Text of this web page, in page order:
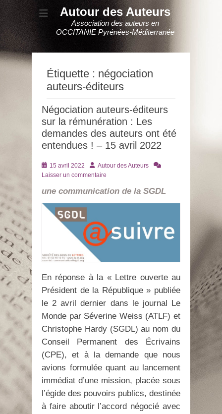
Autour des Auteurs
Association des auteurs en
OCCITANIE Pyrénées-Méditerranée
Étiquette : négociation
auteurs-éditeurs
Négociation auteurs-éditeurs
sur la rémunération : Les
demandes des auteurs ont été
entendues ! – 15 avril 2022
Posté
le
15 avril 2022 AuteurAutour des Auteurs
Laisser un commentaire
une communication de la SGDL
En réponse à la « Lettre ouverte au
Président de la République » publiée
le 2 avril dernier dans le journal Le
Monde par Séverine Weiss (ATLF) et
Christophe Hardy (SGDL) au nom du
Conseil Permanent des Écrivains
(CPE), et à la demande que nous
avions formulée quant au lancement
immédiat d’une mission, placée sous
l’égide des pouvoirs publics, destinée
à faire aboutir l’accord négocié avec